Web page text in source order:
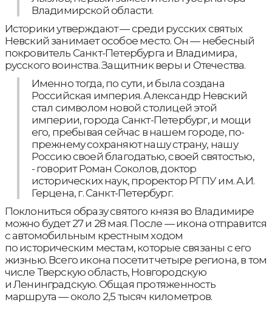
Владимирской области.
Историки утверждают — среди русских святых
Невский занимает особое место. Он — небесный
покровитель Санкт-Петербурга и Владимира,
русского воинства. Защитник веры и Отечества.
Именно тогда, по сути, и была создана
Российская империя. Александр Невский
стал символом новой столицей этой
империи, города Санкт-Петербург, и мощи
его, пребывая сейчас в нашем городе, по-
прежнему сохраняют нашу страну, нашу
Россию своей благодатью, своей святостью,
- говорит Роман Соколов, доктор
исторических наук, проректор РГПУ им. А.И.
Герцена, г. Санкт-Петербург.
Поклониться образу святого князя во Владимире
можно будет 27 и 28 мая. После — икона отправится
с автомобильным крестным ходом
по историческим местам, которые связаны с его
жизнью. Всего икона посетит четыре региона, в том
числе Тверскую область, Новгородскую
и Ленинградскую. Общая протяженность
маршрута — около 2,5 тысяч километров.